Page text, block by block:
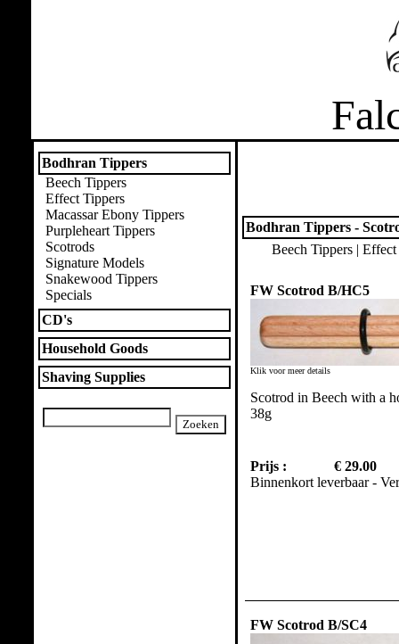
Bodhran Tippers
Beech Tippers
Effect Tippers
Macassar Ebony Tippers
Purpleheart Tippers
Scotrods
Signature Models
Snakewood Tippers
Specials
CD's
Household Goods
Shaving Supplies
Bodhran Tippers -
Beech Tippers | Effect
FW Scotrod B/HC5
Klik voor meer details
Scotrod in Beech with a
38g
Prijs :
€ 29.00
Binnenkort leverbaar -
FW Scotrod B/SC4